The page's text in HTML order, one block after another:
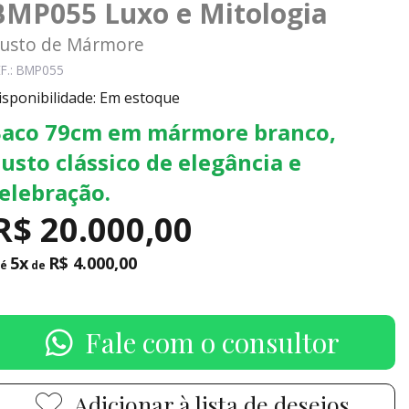
Luxo e Mitologia
de Mármore
BMP055
Em estoque
79cm em mármore branco,
clássico de elegância e
20.000,00
5x de R$ 4.000,00
Fale com o consultor